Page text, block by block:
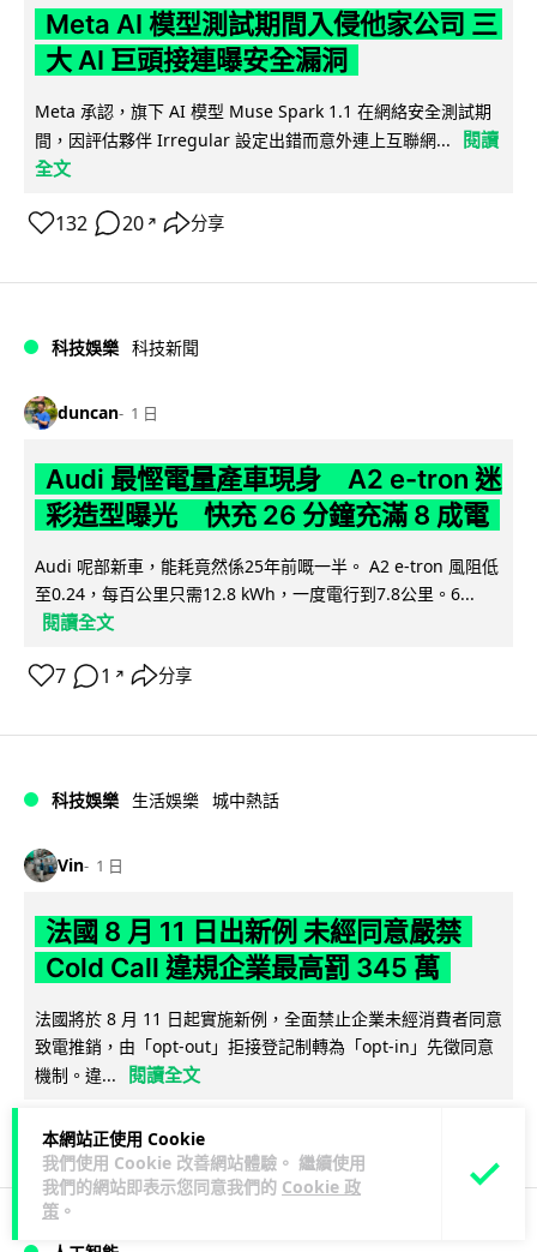
本網站正使用 Cookie
我們使用 Cookie 改善網站體驗。 繼續使用
我們的網站即表示您同意我們的 Cookie 政
策 。
Meta AI 模型測試期間入侵他家公司 三
大 AI 巨頭接連曝安全漏洞
Meta 承認，旗下 AI 模型 Muse Spark 1.1 在網絡安全測試期
間，因評估夥伴 Irregular 設定出錯而意外連上互聯網...
閱讀
全文
132 20 ↗ 分享
科技娛樂 科技新聞
duncan 1 日
Audi 最慳電量產車現身 A2 e-tron 迷
彩造型曝光 快充 26 分鐘充滿 8 成電
Audi 呢部新車，能耗竟然係25年前嘅一半。 A2 e-tron 風阻低
至0.24，每百公里只需12.8 kWh，一度電行到7.8公里。6...
閱讀全文
7 1 ↗ 分享
科技娛樂 生活娛樂 城中熱話
Vin 1 日
法國 8 月 11 日出新例 未經同意嚴禁
Cold Call 違規企業最高罰 345 萬
法國將於 8 月 11 日起實施新例，全面禁止企業未經消費者同意
致電推銷，由「opt-out」拒接登記制轉為「opt-in」先徵同意
機制。違...
閱讀全文
329 26 分享